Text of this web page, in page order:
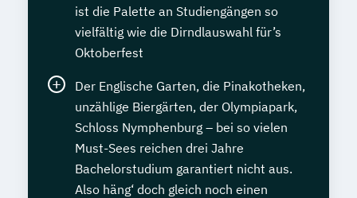
ist die Palette an Studiengängen so
vielfältig wie die Dirndlauswahl für’s
Oktoberfest
Der Englische Garten, die Pinakotheken,
unzählige Biergärten, der Olympiapark,
Schloss Nymphenburg – bei so vielen
Must-Sees reichen drei Jahre
Bachelorstudium garantiert nicht aus.
Also häng‘ doch gleich noch einen